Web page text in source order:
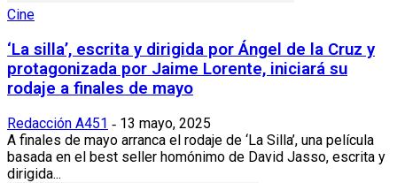
Cine
‘La silla’, escrita y dirigida por Ángel de la Cruz y
protagonizada por Jaime Lorente, iniciará su
rodaje a finales de mayo
Redacción A451 - 13 mayo, 2025
A finales de mayo arranca el rodaje de ‘La Silla’, una película
basada en el best seller homónimo de David Jasso, escrita y
dirigida...